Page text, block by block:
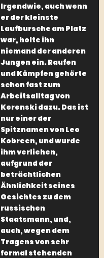
Irgendwie, auch wenn
er der kleinste
Laufbursche am Platz
war, holte ihn
niemand der anderen
Jungen ein. Raufen
und Kämpfen gehörte
schon fast zum
Arbeitsalltag von
Kerenski dazu. Das ist
nur einer der
Spitznamen von Leo
Kobreen, und wurde
ihm verliehen,
aufgrund der
beträchtlichen
Ähnlichkeit seines
Gesichtes zu dem
russischen
Staatsmann, und,
auch, wegen dem
Tragens von sehr
formal stehenden